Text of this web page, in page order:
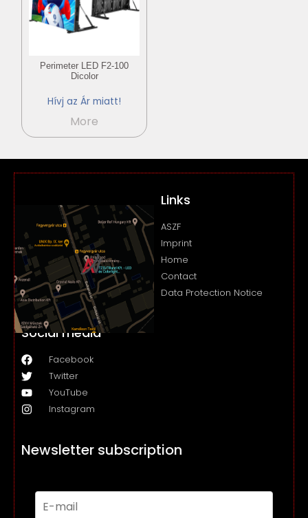
Perimeter LED F2-100
Dicolor
Hívj az Ár miatt!
More
Links
ASZF
Imprint
Home
Contact
Data Protection Notice
Social media
Facebook
Twitter
YouTube
Instagram
Newsletter subscription